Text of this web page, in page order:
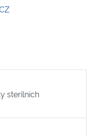
sterilních